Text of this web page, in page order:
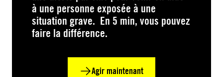
à une personne exposée à une
situation grave. En 5 min, vous pouvez
faire la différence.
Agir maintenant